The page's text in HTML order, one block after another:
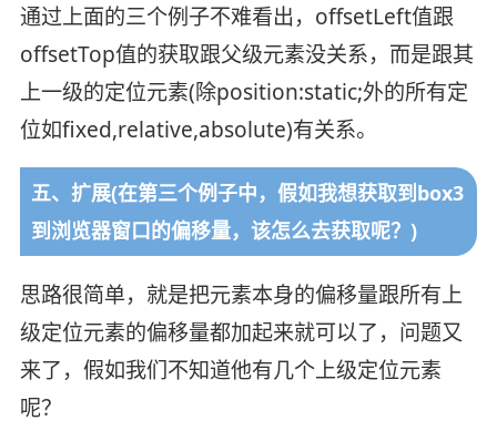
通过上面的三个例子不难看出，offsetLeft值跟
offsetTop值的获取跟父级元素没关系，而是跟其
上一级的定位元素(除position:static;外的所有定
位如fixed,relative,absolute)有关系。
五、扩展(在第三个例子中，假如我想获取到box3
到浏览器窗口的偏移量，该怎么去获取呢？)
思路很简单，就是把元素本身的偏移量跟所有上
级定位元素的偏移量都加起来就可以了，问题又
来了，假如我们不知道他有几个上级定位元素
呢？